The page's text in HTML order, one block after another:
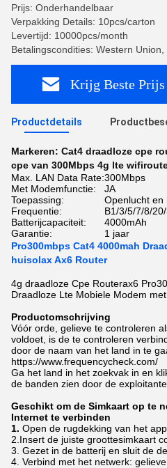
Prijs: Onderhandelbaar
Verpakking Details: 10pcs/carton
Levertijd: 10000pcs/month
Betalingscondities: Western Union,
Krijg Beste Prijs
Productdetails
Markeren: Cat4 draadloze cpe
cpe van 300Mbps 4g lte
Max. LAN Data Rate:300Mbps
Met Modemfunctie:
JA
Toepassing:
Openlucht en
Frequentie:
B1/3/5/7/8/
Batterijcapaciteit:
4000mAh
Garantie:
1 jaar
Pro300mbps Cat4 4000mah
huisolax Ax6 Router
4g draadloze Cpe Routerax6
Draadloze Lte Mobiele Modem
Productomschrijving
Vóór orde, gelieve te controleren
voldoet, is de te controleren
door de naam van het land in te
https://www.frequencycheck.com/
Ga het land in het zoekvak in en
de banden zien door de
Geschikt om de Simkaart op te
Internet te verbinden
1. Open de rugdekking van het
2.Insert de juiste groottesimkaart
3. Gezet in de batterij en sluit de
4. Verbind met het netwerk: